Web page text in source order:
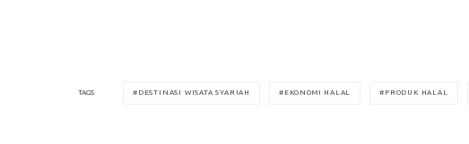
TAGS DESTINASI WISATA SYARIAH EKONOMI HALAL PRODUK HALAL